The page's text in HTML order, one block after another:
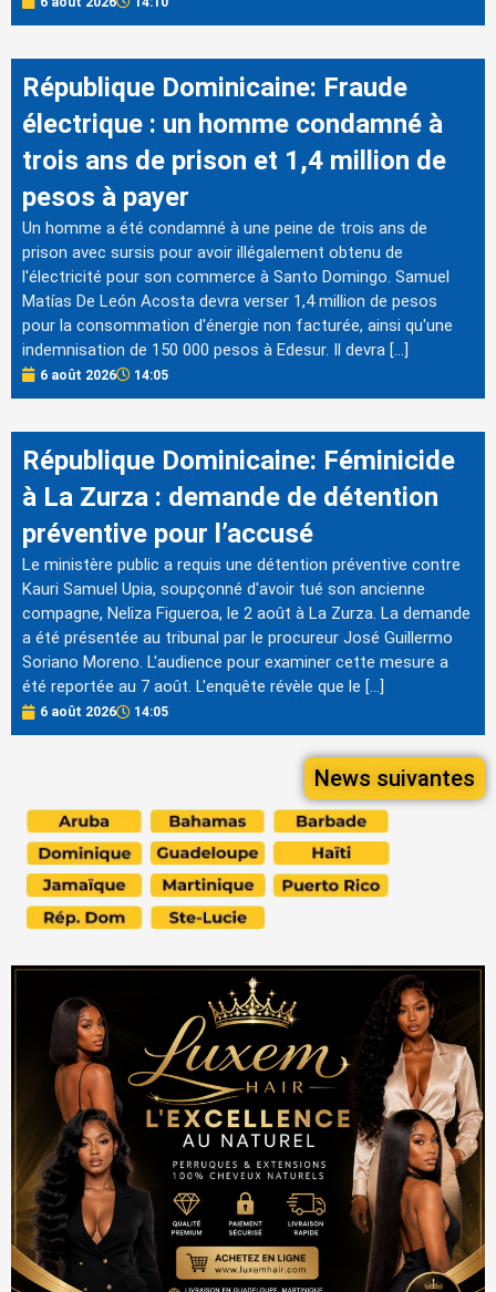
République Dominicaine: Fraude
électrique : un homme condamné à
trois ans de prison et 1,4 million de
pesos à payer
Un homme a été condamné à une peine de trois ans de
prison avec sursis pour avoir illégalement obtenu de
l'électricité pour son commerce à Santo Domingo. Samuel
Matías De León Acosta devra verser 1,4 million de pesos
pour la consommation d'énergie non facturée, ainsi qu'une
indemnisation de 150 000 pesos à Edesur. Il devra […]
6 août 2026 14:05
République Dominicaine: Féminicide
à La Zurza : demande de détention
préventive pour l’accusé
Le ministère public a requis une détention préventive contre
Kauri Samuel Upia, soupçonné d'avoir tué son ancienne
compagne, Neliza Figueroa, le 2 août à La Zurza. La demande
a été présentée au tribunal par le procureur José Guillermo
Soriano Moreno. L'audience pour examiner cette mesure a
été reportée au 7 août. L'enquête révèle que le […]
6 août 2026 14:05
News suivantes